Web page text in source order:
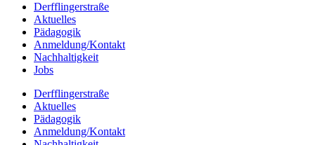
Derfflingerstraße
Aktuelles
Pädagogik
Anmeldung/Kontakt
Nachhaltigkeit
Jobs
Derfflingerstraße
Aktuelles
Pädagogik
Anmeldung/Kontakt